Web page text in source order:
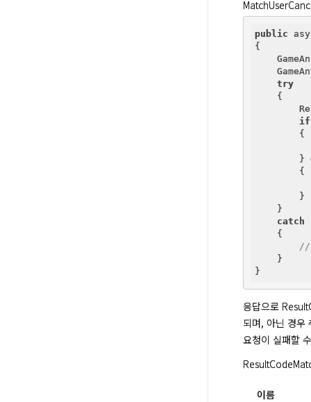
public
{
try
    {
if
        {
        }
        {
        }
    }
catch
    {
//
    }
응답으로
되며, 아닌 경우
요청이 실패할
이름